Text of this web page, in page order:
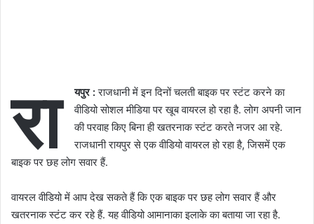
रा यपुर :राजधानी में इन दिनों चलती बाइक पर स्टंट करने का
वीडियो सोशल मीडिया पर खूब वायरल हो रहा है. लोग अपनी जान
की परवाह किए बिना ही खतरनाक स्टंट करते नजर आ रहे.
राजधानी रायपुर से एक वीडियो वायरल हो रहा है, जिसमें एक
बाइक पर छह लोग सवार हैं.
वायरल वीडियो में आप देख सकते हैं कि एक बाइक पर छह लोग सवार हैं और
खतरनाक स्टंट कर रहे हैं. यह वीडियो आमानाका इलाके का बताया जा रहा है.